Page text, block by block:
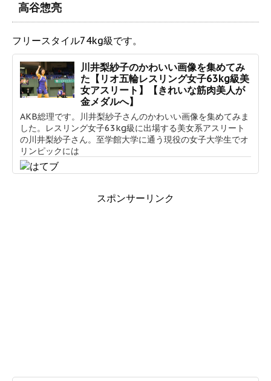
高谷惣亮
フリースタイル74kg級です。
川井梨紗子のかわいい画像を集めてみ
た【リオ五輪レスリング女子63kg級美
女アスリート】【きれいな筋肉美人が
金メダルへ】
AKB総理です。川井梨紗子さんのかわいい画像を集めてみま
した。レスリング女子63kg級に出場する美女系アスリート
の川井梨紗子さん。至学館大学に通う現役の女子大学生でオ
リンピックには
スポンサーリンク